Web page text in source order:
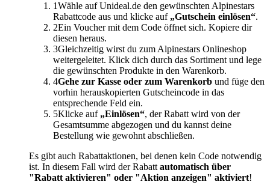
1Wähle auf Unideal.de den gewünschten Alpinestars
Rabattcode aus und klicke auf „Gutschein einlösen“.
2Ein Voucher mit dem Code öffnet sich. Kopiere dir
diesen heraus.
3Gleichzeitig wirst du zum Alpinestars Onlineshop
weitergeleitet. Klick dich durch das Sortiment und lege
die gewünschten Produkte in den Warenkorb.
4Gehe zur Kasse oder zum Warenkorb und füge den
vorhin herauskopierten Gutscheincode in das
entsprechende Feld ein.
5Klicke auf „Einlösen“, der Rabatt wird von der
Gesamtsumme abgezogen und du kannst deine
Bestellung wie gewohnt abschließen.
Es gibt auch Rabattaktionen, bei denen kein Code notwendig
ist. In diesem Fall wird der Rabatt automatisch über
"Rabatt aktivieren" oder "Aktion anzeigen" aktiviert!